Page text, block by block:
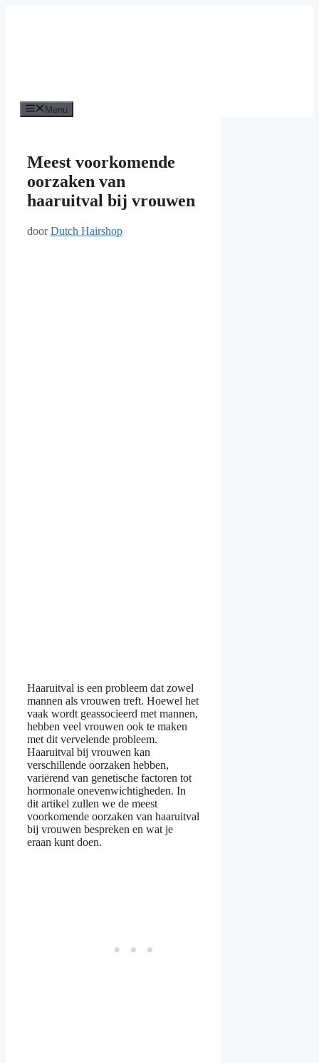
Menu
Meest voorkomende
oorzaken van
haaruitval bij vrouwen
doorDutch Hairshop
Haaruitval is een probleem dat zowel
mannen als vrouwen treft. Hoewel het
vaak wordt geassocieerd met mannen,
hebben veel vrouwen ook te maken
met dit vervelende probleem.
Haaruitval bij vrouwen kan
verschillende oorzaken hebben,
variërend van genetische factoren tot
hormonale onevenwichtigheden. In
dit artikel zullen we de meest
voorkomende oorzaken van haaruitval
bij vrouwen bespreken en wat je
eraan kunt doen.